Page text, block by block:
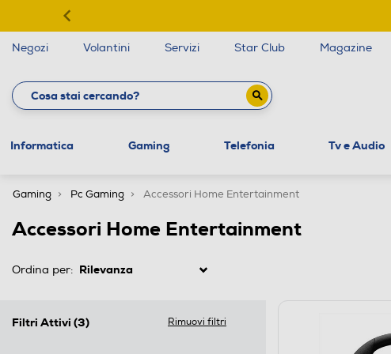
Negozi Volantini Servizi Star Club Magazine
Informatica Gaming Telefonia Tv e Audio
Gaming Pc Gaming Accessori Home Entertainment
Accessori Home Entertainment
Ordina per:
Filtri Attivi (3) Rimuovi filtri